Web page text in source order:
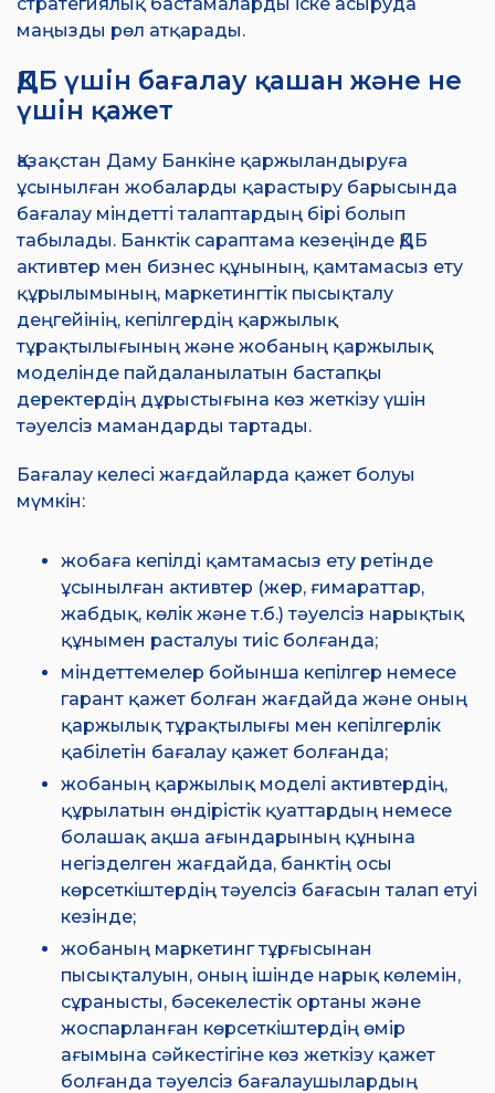
маңызды рөл атқарады.
ҚДБ үшін бағалау қашан және не
үшін қажет
Қазақстан Даму Банкіне қаржыландыруға
ұсынылған жобаларды қарастыру барысында
бағалау міндетті талаптардың бірі болып
табылады. Банктік сараптама кезеңінде ҚДБ
активтер мен бизнес құнының, қамтамасыз ету
құрылымының, маркетингтік пысықталу
деңгейінің, кепілгердің қаржылық
тұрақтылығының және жобаның қаржылық
моделінде пайдаланылатын бастапқы
деректердің дұрыстығына көз жеткізу үшін
тәуелсіз мамандарды тартады.
Бағалау келесі жағдайларда қажет болуы
мүмкін:
жобаға кепілді қамтамасыз ету ретінде
ұсынылған активтер (жер, ғимараттар,
жабдық, көлік және т.б.) тәуелсіз нарықтық
құнымен расталуы тиіс болғанда;
міндеттемелер бойынша кепілгер немесе
гарант қажет болған жағдайда және оның
қаржылық тұрақтылығы мен кепілгерлік
қабілетін бағалау қажет болғанда;
жобаның қаржылық моделі активтердің,
құрылатын өндірістік қуаттардың немесе
болашақ ақша ағындарының құнына
негізделген жағдайда, банктің осы
көрсеткіштердің тәуелсіз бағасын талап етуі
кезінде;
жобаның маркетинг тұрғысынан
пысықталуын, оның ішінде нарық көлемін,
сұранысты, бәсекелестік ортаны және
жоспарланған көрсеткіштердің өмір
ағымына сәйкестігіне көз жеткізу қажет
болғанда тәуелсіз бағалаушылардың